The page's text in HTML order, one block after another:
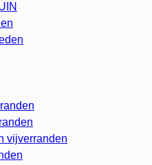
vijverranden